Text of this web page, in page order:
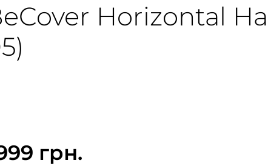
Horizontal
грн.